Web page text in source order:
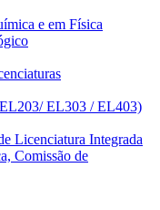
e em Física
EL303 / EL403)
Licenciatura Integrada
Comissão de